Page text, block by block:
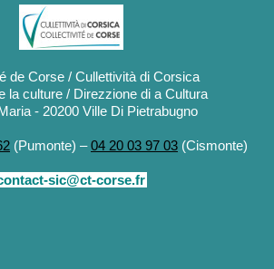
de Corse / Cullettività di Corsica
la culture / Direzzione di a Cultura
- 20200 Ville Di Pietrabugno
(Pumonte) –04 20 03 97 03 (Cismonte)
sic@ct-corse.fr